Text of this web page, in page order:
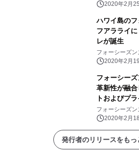
2020年2月
ハワイ島の
フアラライ
レが誕生
フォーシーズ
2020年2月
フォーシー
革新性が融
トおよびプ
業
フォーシーズ
2020年2月
発行者のリリースをもっ